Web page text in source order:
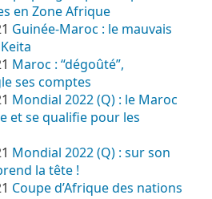
en Zone Afrique
Guinée-Maroc : le mauvais
Maroc : “dégoûté”,
ses comptes
Mondial 2022 (Q) : le Maroc
et se qualifie pour les
Mondial 2022 (Q) : sur son
la tête !
Coupe d’Afrique des nations